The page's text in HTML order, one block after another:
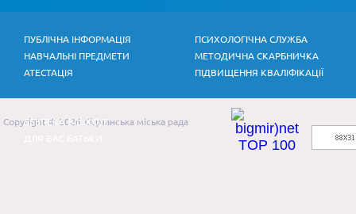
ПУБЛІЧНА ІНФОРМАЦІЯ
НАВЧАЛЬНІ ПРЕДМЕТИ
АТЕСТАЦІЯ
ПСИХОЛОГІЧНА СЛУЖБА
МЕТОДИЧНА СКАРБНИЧКА
ПІДВИЩЕННЯ КВАЛІФІКАЦІЇ
БЕЗПЕКА В ШКОЛІ
Copyright © 2026 Кіцманська міська рада